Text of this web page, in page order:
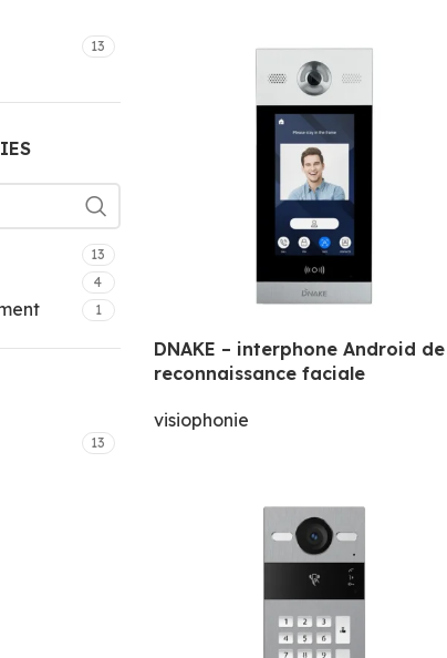
13
13
4
1
13
DNAKE – interphone Android de
reconnaissance faciale
visiophonie